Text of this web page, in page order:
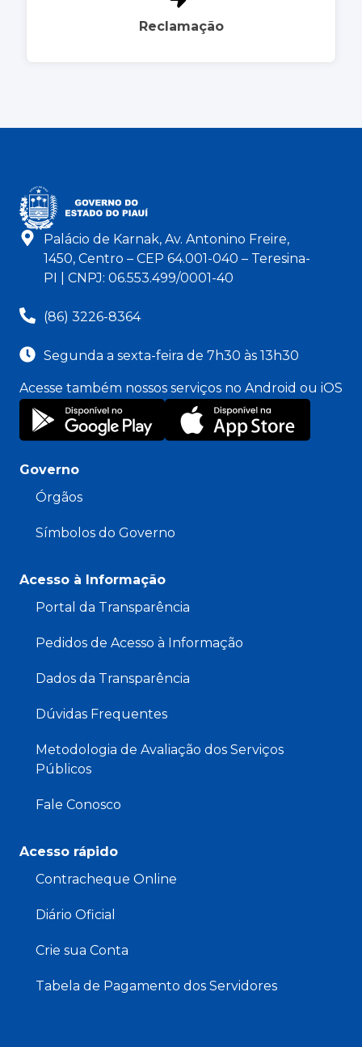
Reclamação
Palácio de Karnak, Av. Antonino Freire,
1450, Centro – CEP 64.001-040 – Teresina-
PI | CNPJ: 06.553.499/0001-40
(86) 3226-8364
Segunda a sexta-feira de 7h30 às 13h30
Acesse também nossos serviços no Android ou iOS
Governo
Órgãos
Símbolos do Governo
Acesso à Informação
Portal da Transparência
Pedidos de Acesso à Informação
Dados da Transparência
Dúvidas Frequentes
Metodologia de Avaliação dos Serviços
Públicos
Fale Conosco
Acesso rápido
Contracheque Online
Diário Oficial
Crie sua Conta
Tabela de Pagamento dos Servidores